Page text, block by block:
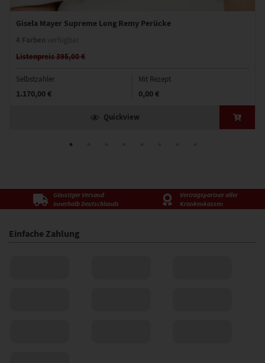
Gisela Mayer Supreme Long Remy Perücke
Listenpreis 395,00 €
Selbstzahler
1.170,00 €
Mit Rezept
0,00 €
Quickview
Günstiger Versand
innerhalb Deutschlands
Vertragspartner aller
Krankenkassen
Einfache Zahlung